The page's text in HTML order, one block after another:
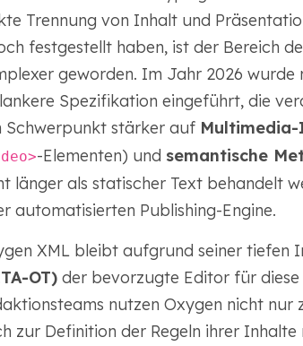
Trennung von Inhalt und
festgestellt haben, ist der Bereich
geworden. Im Jahr 2026 wurde
Spezifikation eingeführt, die
Schwerpunkt stärker auf
-Elementen) und semantische
länger als statischer Text behandelt
automatisierten Publishing-Engine.
XML bleibt aufgrund seiner tiefen
OT)der bevorzugte Editor für diese
nutzen Oxygen nicht nur
zur Definition der Regeln ihrer Inhalte